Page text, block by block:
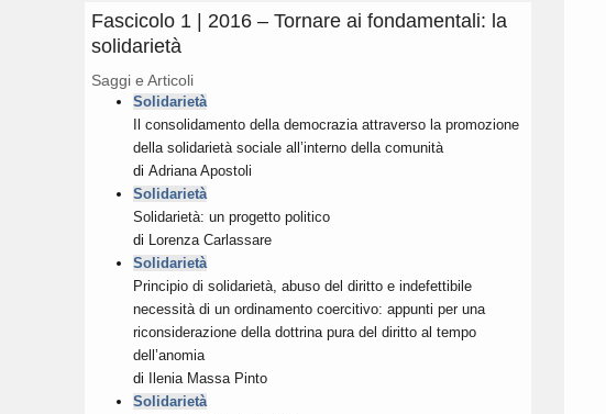
Fascicolo 1 | 2016 – Tornare ai fondamentali: la
solidarietà
Saggi e Articoli
Solidarietà
Il consolidamento della democrazia attraverso la promozione
della solidarietà sociale all’interno della comunità
di Adriana Apostoli
Solidarietà
Solidarietà: un progetto politico
di
Lorenza Carlassare
Solidarietà
Principio di solidarietà, abuso del diritto e indefettibile
necessità di un ordinamento coercitivo: appunti per una
riconsiderazione della dottrina pura del diritto al tempo
dell’anomia
di
Ilenia Massa Pinto
Solidarietà